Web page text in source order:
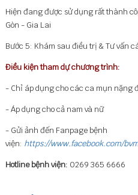
Hiện đang được sử dụng rất thành
Gòn - Gia Lai
Bước 5: Khám sau điều trị & Tư vấn
Điều kiện tham dự chương trình:
- Chỉ áp dụng cho các ca mụn nặng
- Áp dụng cho cả nam và nữ
- Gửi ảnh đến Fanpage bệnh
viện: https://www.facebook.com/
Hotline bệnh viện: 0269 365 6666